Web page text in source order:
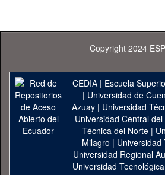
Copyright 2024
CEDIA| Escuela
| Universidad de
Azuay| Universidad
Universidad Central
Técnica del Norte |
Milagro | Universidad
Universidad Regional
Universidad